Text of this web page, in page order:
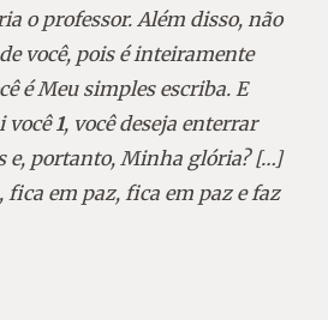
o professor. Além disso, não
você, pois é inteiramente
é Meu simples escriba. E
você1, você deseja enterrar
e, portanto, Minha glória? […]
em paz, fica em paz e faz